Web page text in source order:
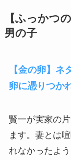
【ふっかつ
男の子
【金の卵】
卵に憑りつか
賢一が実家の
ます。妻とは
れなかったよう